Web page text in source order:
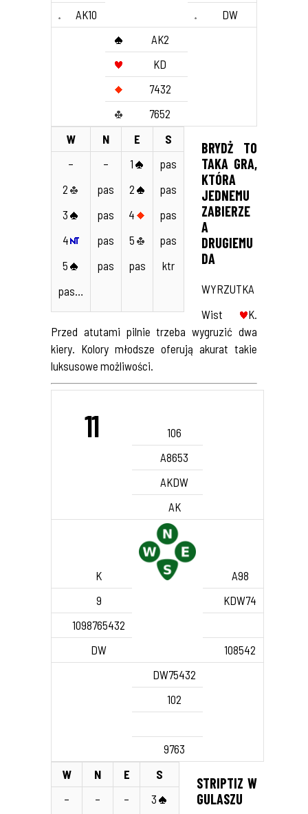
AK10
DW
AK2
KD
7432
7652
W
N E
S
–
2
3
4
5
pas…
–
pas
pas
pas
pas
1
2
4
5
pas
pas
pas
pas
pas
ktr
BRYDŻ TO
TAKA GRA,
KTÓRA
JEDNEMU
ZABIERZE
A
DRUGIEMU
DA
WYRZUTKA
Wist
K.
Przed atutami pilnie trzeba wygruzić dwa
kiery. Kolory młodsze oferują akurat takie
luksusowe możliwości.
11
106
A8653
AKDW
AK
K
A98
9
KDW74
1098765432
DW
108542
DW75432
102
9763
W
N E
S
–
–
–
3
STRIPTIZ W
GULASZU